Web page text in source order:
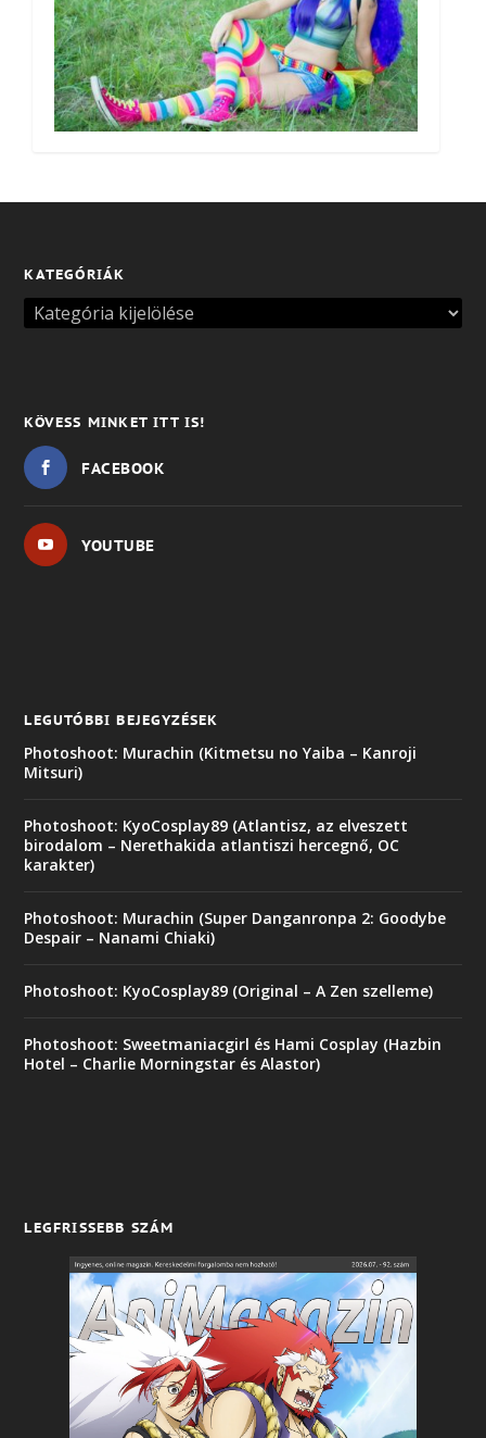
KATEGÓRIÁK
KÖVESS MINKET ITT IS!
FACEBOOK
YOUTUBE
LEGUTÓBBI BEJEGYZÉSEK
Photoshoot: Murachin (Kitmetsu no Yaiba – Kanroji
Mitsuri)
Photoshoot: KyoCosplay89 (Atlantisz, az elveszett
birodalom – Nerethakida atlantiszi hercegnő, OC
karakter)
Photoshoot: Murachin (Super Danganronpa 2: Goodybe
Despair – Nanami Chiaki)
Photoshoot: KyoCosplay89 (Original – A Zen szelleme)
Photoshoot: Sweetmaniacgirl és Hami Cosplay (Hazbin
Hotel – Charlie Morningstar és Alastor)
LEGFRISSEBB SZÁM